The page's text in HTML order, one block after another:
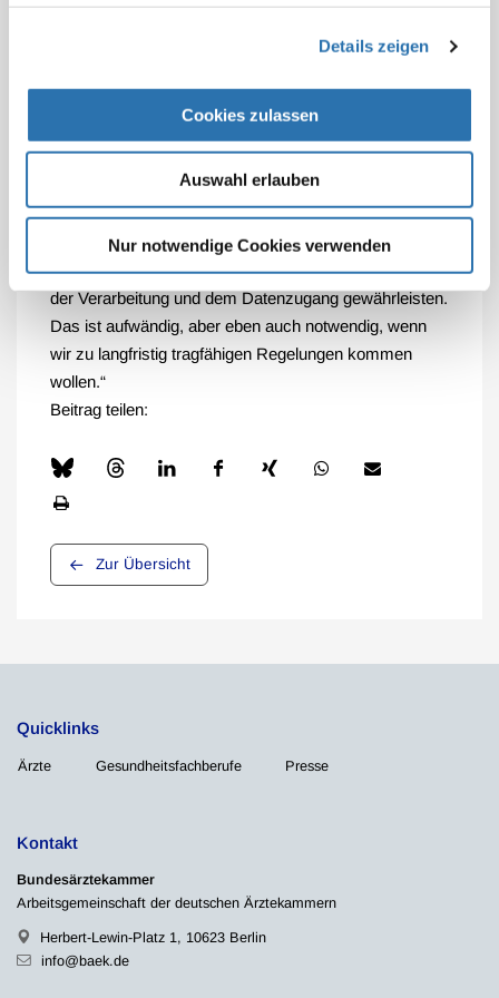
Details zeigen
Cookies zulassen
Auswahl erlauben
Nur notwendige Cookies verwenden
Digitalstrategie eine Umsetzungsstrategie mit
zum Widerspruch, z.B. gegen die Nutzung durch die
Industrie, voraus. Wir brauchen jetzt Strukturen und
Prozeduren, die die Datensicherheit, die Einhaltung
ethischer Standards und die Wahrung der Grundrechte
von Patientinnen und Patienten beim Datenhandling,
der Verarbeitung und dem Datenzugang gewährleisten.
Das ist aufwändig, aber eben auch notwendig, wenn
wir zu langfristig tragfähigen Regelungen kommen
wollen.“
Beitrag teilen:
Zur Übersicht
Quicklinks
Ärzte Gesundheitsfachberufe Presse
Kontakt
Bundesärztekammer
Arbeitsgemeinschaft der deutschen Ärztekammern
Herbert-Lewin-Platz 1, 10623 Berlin
info@baek.de